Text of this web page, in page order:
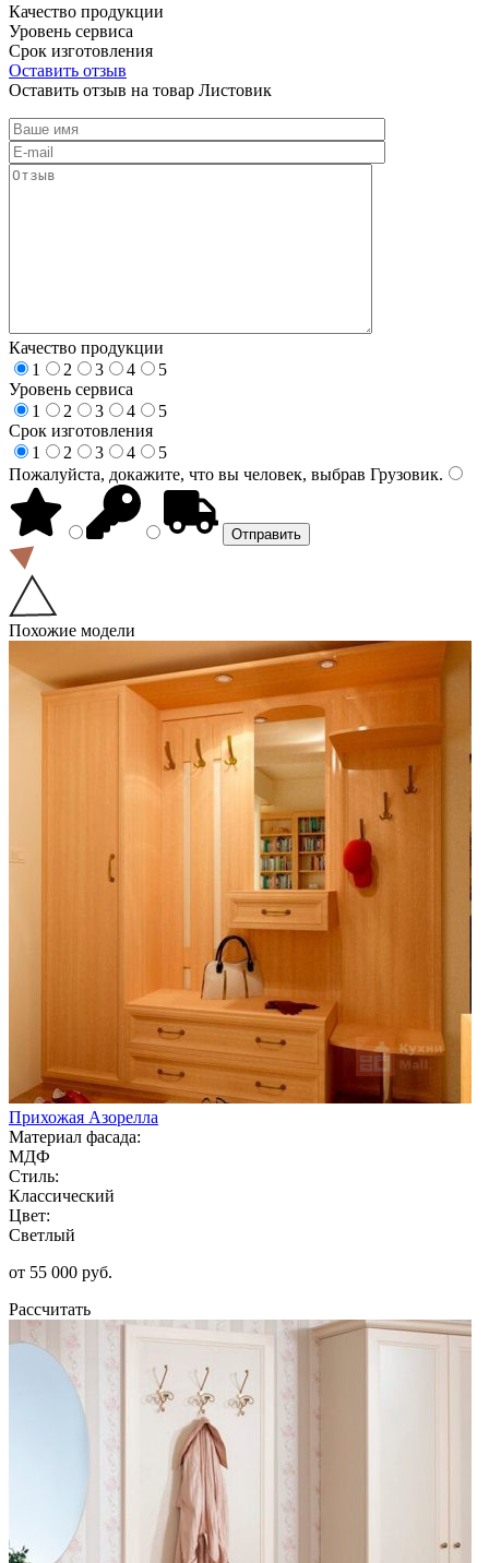
Качество продукции
Уровень сервиса
Срок изготовления
Оставить отзыв
Оставить отзыв на товар Листовик
Качество продукции
1
2 3 4
5
Уровень сервиса
1
2 3 4
5
Срок изготовления
1
2 3 4
5
Пожалуйста, докажите, что вы человек, выбрав Грузовик.
Похожие модели
Прихожая Азорелла
Материал фасада:
МДФ
Стиль:
Классический
Цвет:
Светлый
от 55 000 руб.
Рассчитать